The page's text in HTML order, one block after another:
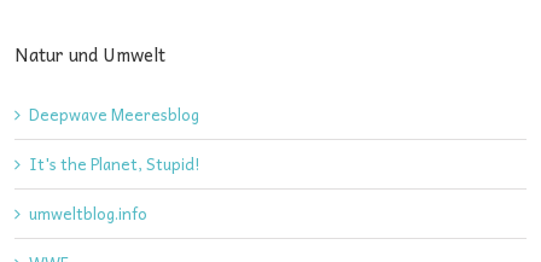
Natur und Umwelt
Deepwave Meeresblog
It's the Planet, Stupid!
umweltblog.info